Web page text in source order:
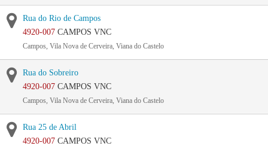
Rua do Rio de Campos
4920-007 CAMPOS VNC
Campos, Vila Nova de Cerveira, Viana do Castelo
Rua do Sobreiro
4920-007 CAMPOS VNC
Campos, Vila Nova de Cerveira, Viana do Castelo
Rua 25 de Abril
4920-007 CAMPOS VNC